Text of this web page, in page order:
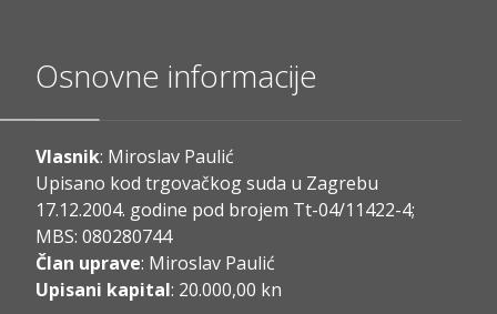
Osnovne informacije
Vlasnik: Miroslav Paulić
Upisano kod trgovačkog suda u Zagrebu
17.12.2004. godine pod brojem Tt-04/11422-4;
MBS: 080280744
Član uprave: Miroslav Paulić
Upisani kapital: 20.000,00 kn